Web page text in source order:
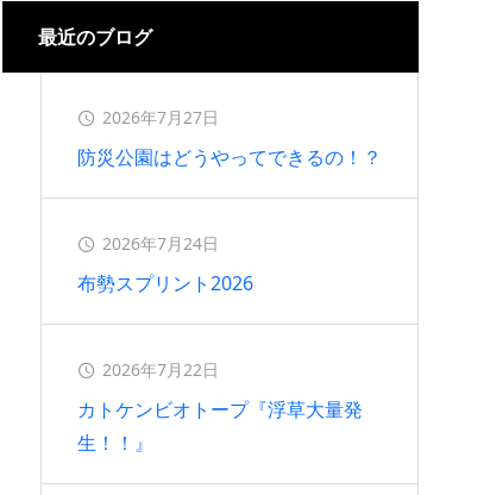
最近のブログ
防災公園はどうやってできるの！？
2026年7月27日
布勢スプリント2026
2026年7月24日
カトケンビオトープ『浮草大量発
生！！』
2026年7月22日